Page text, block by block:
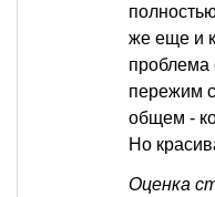
же еще и
проблема
пережим
общем -
Но
Оценка